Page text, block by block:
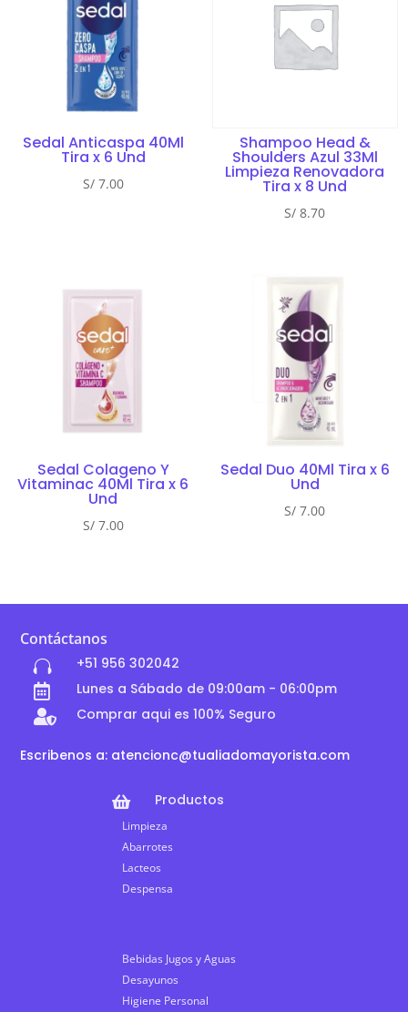
Sedal Anticaspa 40Ml
Tira x 6 Und
S/7.00
Shampoo Head &
Shoulders Azul 33Ml
Limpieza Renovadora
Tira x 8 Und
S/ 8.70
Sedal Colageno Y
Vitaminac 40Ml Tira x 6
Und
S/7.00
Sedal Duo 40Ml Tira x 6
Und
S/ 7.00
Contáctanos
 +51 956 302042
 Lunes a Sábado de 09:00am - 06:00pm
 Comprar aqui es 100% Seguro
Escribenos a: atencionc@tualiadomayorista.com
 Productos
Limpieza
Abarrotes
Lacteos
Despensa
Bebidas Jugos y Aguas
Desayunos
Higiene Personal